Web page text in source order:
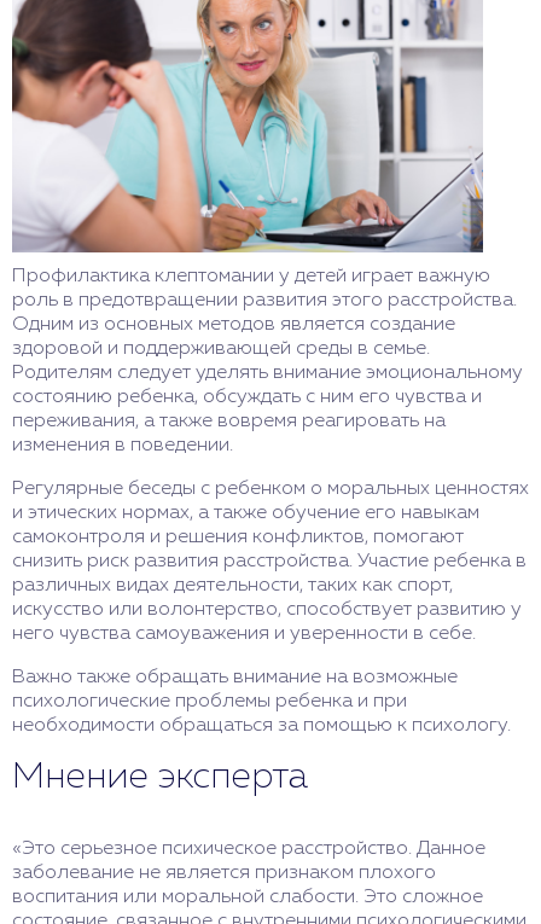
Профилактика клептомании у детей играет важную
роль в предотвращении развития этого расстройства.
Одним из основных методов является создание
здоровой и поддерживающей среды в семье.
Родителям следует уделять внимание эмоциональному
состоянию ребенка, обсуждать с ним его чувства и
переживания, а также вовремя реагировать на
изменения в поведении.
Регулярные беседы с ребенком о моральных ценностях
и этических нормах, а также обучение его навыкам
самоконтроля и решения конфликтов, помогают
снизить риск развития расстройства. Участие ребенка в
различных видах деятельности, таких как спорт,
искусство или волонтерство, способствует развитию у
него чувства самоуважения и уверенности в себе.
Важно также обращать внимание на возможные
психологические проблемы ребенка и при
необходимости обращаться за помощью к психологу.
Мнение эксперта
«Это серьезное психическое расстройство. Данное
заболевание не является признаком плохого
воспитания или моральной слабости. Это сложное